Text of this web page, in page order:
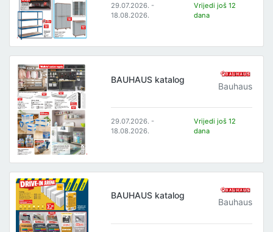
29.07.2026. -
18.08.2026.
Vrijedi još 12
dana
BAUHAUS katalog
Bauhaus
29.07.2026. -
18.08.2026.
Vrijedi još 12
dana
BAUHAUS katalog
Bauhaus